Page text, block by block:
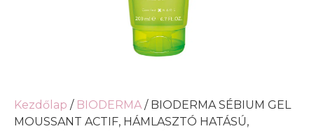
Kezdőlap / BIODERMA / BIODERMA SÉBIUM GEL
MOUSSANT ACTIF, HÁMLASZTÓ HATÁSÚ,